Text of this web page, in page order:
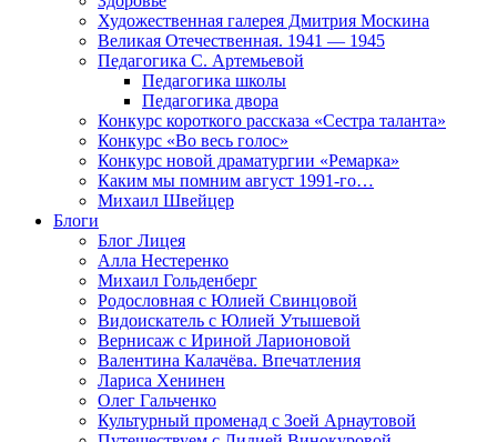
Художественная галерея Дмитрия Москина
Великая Отечественная. 1941 — 1945
Педагогика С. Артемьевой
Педагогика школы
Педагогика двора
Конкурс короткого рассказа «Сестра таланта»
Конкурс «Во весь голос»
Конкурс новой драматургии «Ремарка»
Каким мы помним август 1991-го…
Михаил Швейцер
Блоги
Блог Лицея
Алла Нестеренко
Михаил Гольденберг
Родословная с Юлией Свинцовой
Видоискатель с Юлией Утышевой
Вернисаж с Ириной Ларионовой
Валентина Калачёва. Впечатления
Лариса Хенинен
Олег Гальченко
Культурный променад с Зоей Арнаутовой